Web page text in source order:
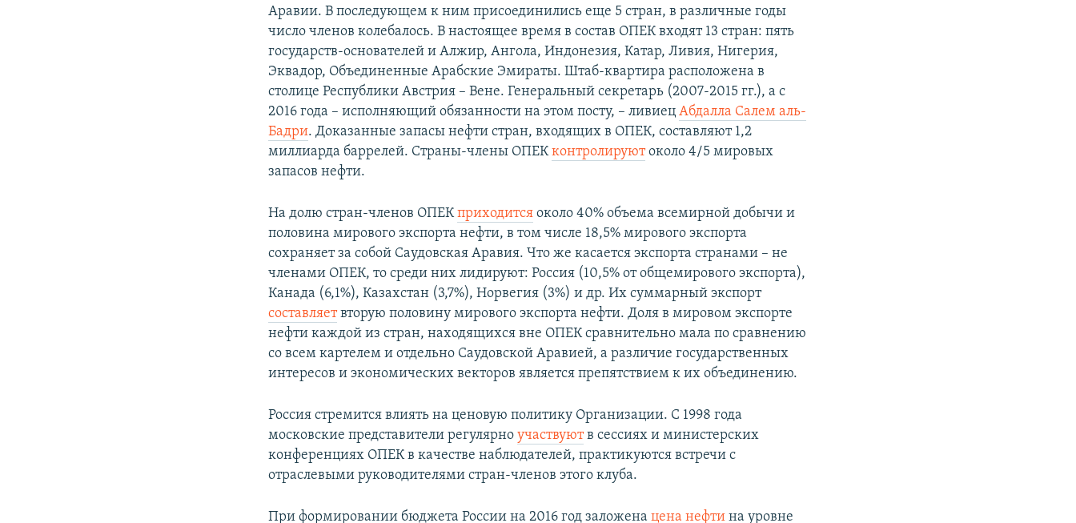
Аравии. В последующем к ним присоединились еще 5 стран, в различные годы
число членов колебалось. В настоящее время в состав ОПЕК входят 13 стран: пять
государств-основателей и Алжир, Ангола, Индонезия, Катар, Ливия, Нигерия,
Эквадор, Объединенные Арабские Эмираты. Штаб-квартира расположена в
столице Республики Австрия – Вене. Генеральный секретарь (2007-2015 гг.), а с
2016 года – исполняющий обязанности на этом посту, – ливиецАбдалла Салем аль-
Бадри. Доказанные запасы нефти стран, входящих в ОПЕК, составляют 1,2
миллиарда баррелей. Страны-члены ОПЕКконтролируютоколо 4/5 мировых
запасов нефти.
На долю стран-членов ОПЕКприходится около 40% объема всемирной добычи и
половина мирового экспорта нефти, в том числе 18,5% мирового экспорта
сохраняет за собой Саудовская Аравия. Что же касается экспорта странами – не
членами ОПЕК, то среди них лидируют: Россия (10,5% от общемирового экспорта),
Канада (6,1%), Казахстан (3,7%), Норвегия (3%) и др. Их суммарный экспорт
составляетвторую половину мирового экспорта нефти. Доля в мировом экспорте
нефти каждой из стран, находящихся вне ОПЕК сравнительно мала по сравнению
со всем картелем и отдельно Саудовской Аравией, а различие государственных
интересов и экономических векторов является препятствием к их объединению.
Россия стремится влиять на ценовую политику Организации. С 1998 года
московские представители регулярноучаствуютв сессиях и министерских
конференциях ОПЕК в качестве наблюдателей, практикуются встречи с
отраслевыми руководителями стран-членов этого клуба.
При формировании бюджета России на 2016 год заложенацена нефти на уровне